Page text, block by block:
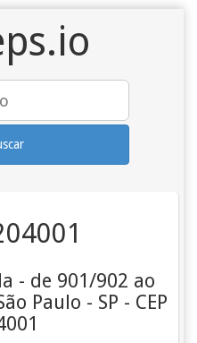
- de 901/902 ao
Paulo - SP - CEP